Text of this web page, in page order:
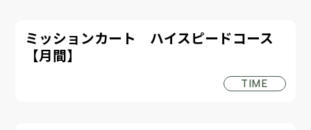
ミッションカート ハイスピードコース
【月間】
TIME